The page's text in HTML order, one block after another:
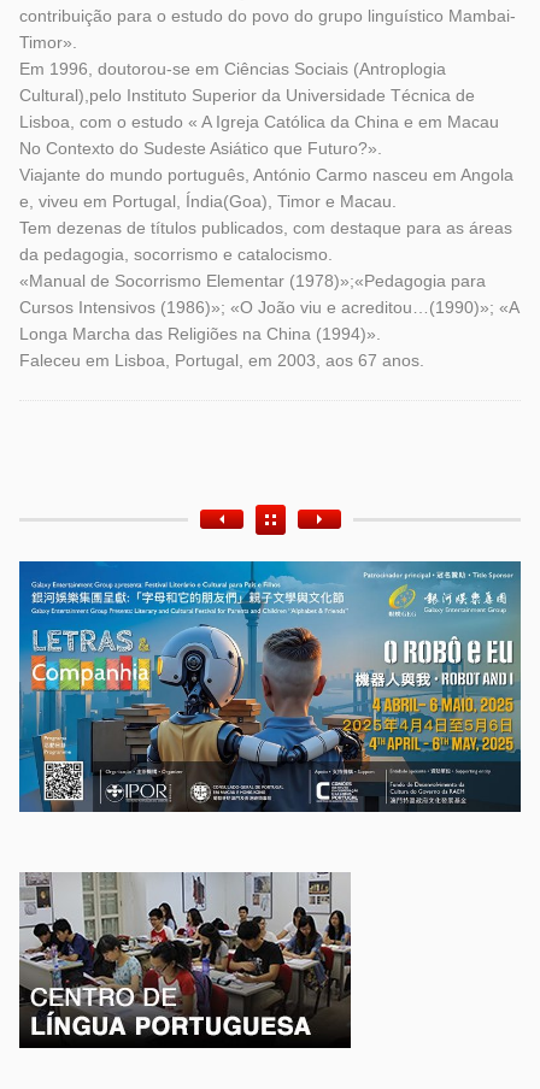
contribuição para o estudo do povo do grupo linguístico Mambai-
Timor».
Em 1996, doutorou-se em Ciências Sociais (Antroplogia
Cultural),pelo Instituto Superior da Universidade Técnica de
Lisboa, com o estudo « A Igreja Católica da China e em Macau
No Contexto do Sudeste Asiático que Futuro?».
Viajante do mundo português, António Carmo nasceu em Angola
e, viveu em Portugal, Índia(Goa), Timor e Macau.
Tem dezenas de títulos publicados, com destaque para as áreas
da pedagogia, socorrismo e catalocismo.
«Manual de Socorrismo Elementar (1978)»;«Pedagogia para
Cursos Intensivos (1986)»; «O João viu e acreditou…(1990)»; «A
Longa Marcha das Religiões na China (1994)».
Faleceu em Lisboa, Portugal, em 2003, aos 67 anos.